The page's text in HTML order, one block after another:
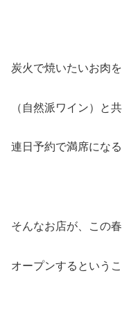
炭火で焼いたいお肉
（自然派ワイン）と
連日予約で満席になる
そんなお店が、この
オープンするという